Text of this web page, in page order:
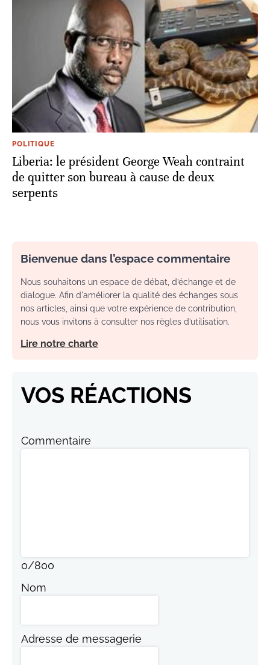
POLITIQUE
Liberia: le président George Weah contraint
de quitter son bureau à cause de deux
serpents
Bienvenue dans l’espace commentaire
Nous souhaitons un espace de débat, d’échange et de
dialogue. Afin d'améliorer la qualité des échanges sous
nos articles, ainsi que votre expérience de contribution,
nous vous invitons à consulter nos règles d’utilisation.
Lire notre charte
VOS RÉACTIONS
Commentaire
0/800
Nom
Adresse de messagerie